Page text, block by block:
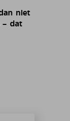
niet
– dat